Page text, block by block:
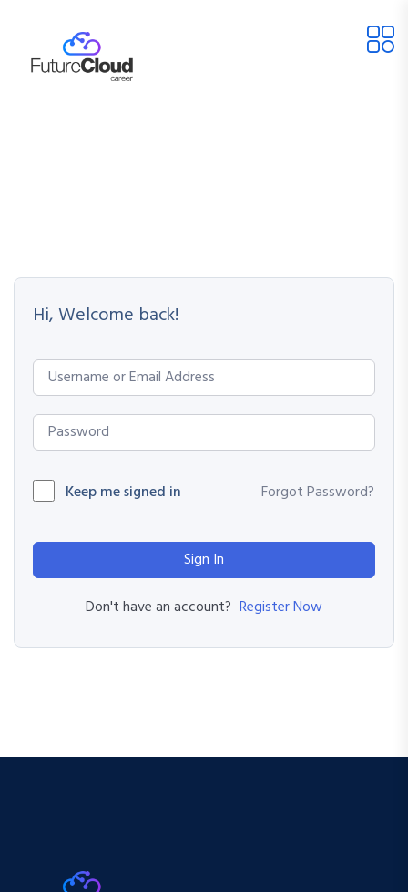
Hi, Welcome back!
Keep me signed in Forgot Password?
Sign In
Don't have an account? Register Now